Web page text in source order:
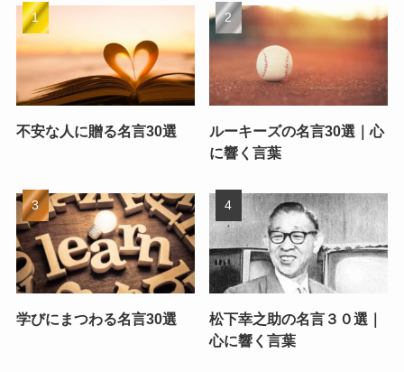
不安な人に贈る名言30選
ルーキーズの名言30選｜心
に響く言葉
学びにまつわる名言30選
松下幸之助の名言３０選｜
心に響く言葉